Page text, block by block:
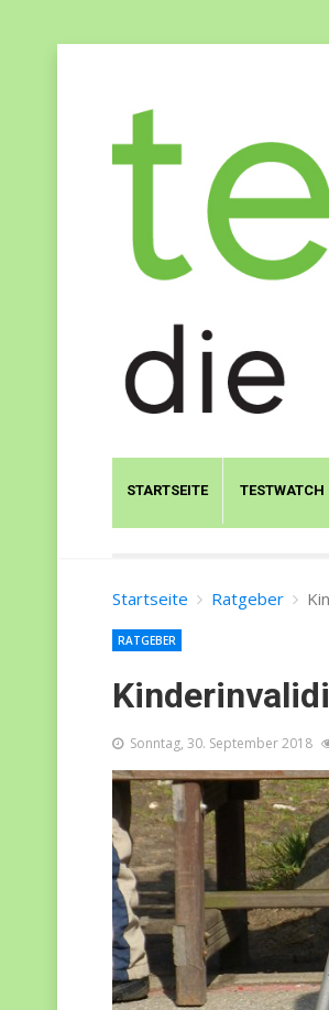
STARTSEITE TESTWATCH
Startseite Ratgeber
RATGEBER
Sonntag, 30. September 2018